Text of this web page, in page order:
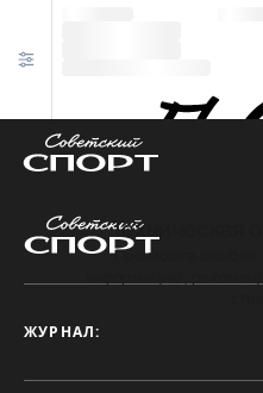
Техническая
Произошла
ЖУРНАЛ: